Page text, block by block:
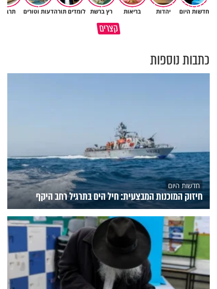
חדשות היום יהדות בריאות רץ ברשת לומדים תורהדעות וטורים
קצרים
מה עושים כשהחרדה שלי הולידה
איך אני אמור לעשות שבת עם
כתבות נוספות
חדשות היום
חיזוק המוכנות המבצעית: חיל הים בתרגיל רחב היקף